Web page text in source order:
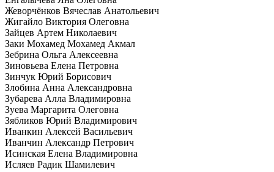
Жеворчёнков Вячеслав Анатольевич
Жигайло Виктория Олеговна
Зайцев Артем Николаевич
Заки Мохамед Мохамед Акмал
Зебрина Ольга Алексеевна
Зиновьева Елена Петровна
Зинчук Юрий Борисович
Злобина Анна Александровна
Зубарева Алла Владимировна
Зуева Маргарита Олеговна
Зябликов Юрий Владимирович
Иванкин Алексей Васильевич
Иванчин Александр Петрович
Исинская Елена Владимировна
Исляев Радик Шамилевич